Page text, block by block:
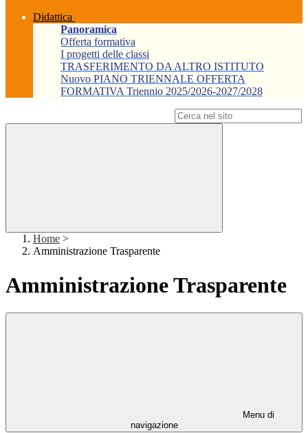
Didattica
Panoramica
Offerta formativa
I progetti delle classi
TRASFERIMENTO DA ALTRO ISTITUTO
Nuovo PIANO TRIENNALE OFFERTA
FORMATIVA Triennio 2025/2026-2027/2028
Home >
Amministrazione Trasparente
Amministrazione Trasparente
Menu di
navigazione